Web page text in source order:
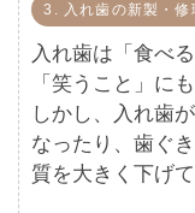
3. 入れ歯の新製・修
入れ歯は「食べ
「笑うこと」に
しかし、入れ歯
なったり、歯ぐ
質を大きく下げ